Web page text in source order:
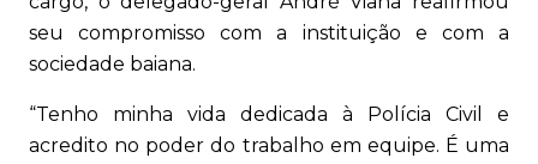
seu compromisso com a instituição e com a
sociedade baiana.
“Tenho minha vida dedicada à Polícia Civil e
acredito no poder do trabalho em equipe. É uma